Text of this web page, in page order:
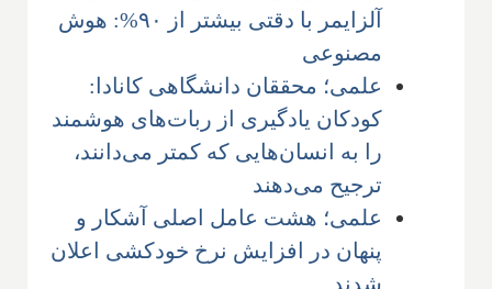
آلزایمر با دقتی بیشتر از ۹۰%: هوش
مصنوعی
علمی؛ محققان دانشگاهی کانادا:
‌کودکان یادگیری از ربات‌های هوشمند
را به انسان‌هایی که کمتر می‌دانند،
ترجیح می‌دهند
علمی؛ هشت عامل اصلی آشکار و
پنهان ‌در افزایش نرخ خودکشی اعلان
شدند